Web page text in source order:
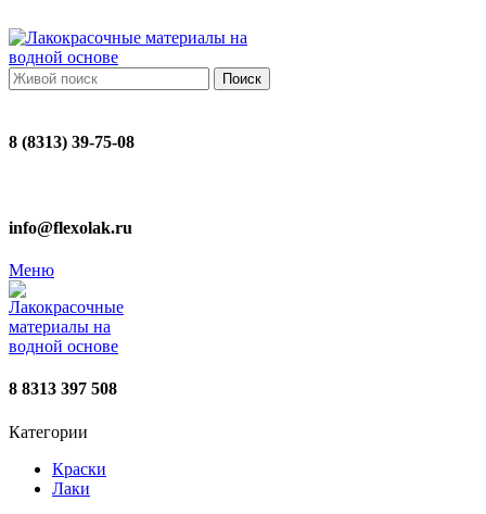
Поиск
8 (8313) 39-75-08
info@flexolak.ru
Меню
8 8313 397 508
Категории
Краски
Лаки